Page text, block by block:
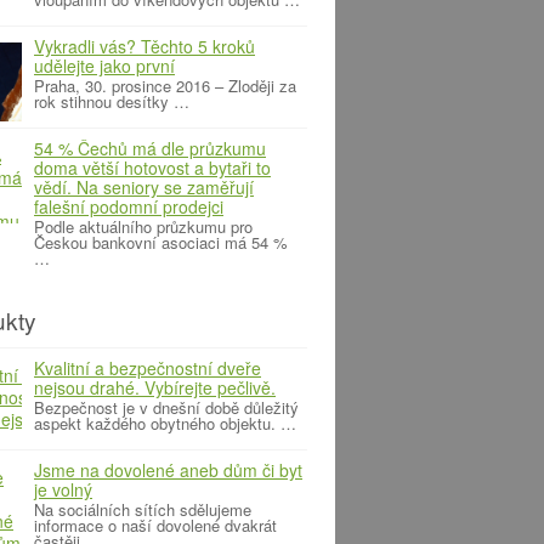
Vykradli vás? Těchto 5 kroků
udělejte jako první
Praha, 30. prosince 2016 – Zloději za
rok stihnou desítky …
54 % Čechů má dle průzkumu
doma větší hotovost a bytaři to
vědí. Na seniory se zaměřují
falešní podomní prodejci
Podle aktuálního průzkumu pro
Českou bankovní asociaci má 54 %
…
Kvalitní a bezpečnostní dveře
nejsou drahé. Vybírejte pečlivě.
Bezpečnost je v dnešní době důležitý
aspekt každého obytného objektu. …
Jsme na dovolené aneb dům či byt
je volný
Na sociálních sítích sdělujeme
informace o naší dovolené dvakrát